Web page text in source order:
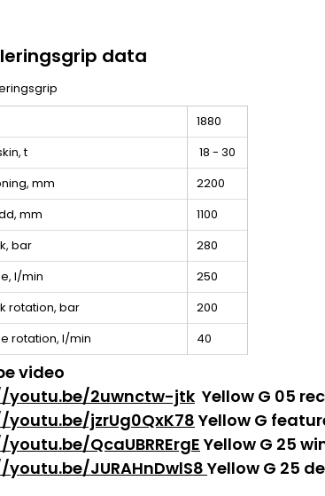
data
1880
t
18 - 30
mm
2200
mm
1100
bar
280
l/min
250
rotation, bar
200
rotation, l/min
40
video
youtu.be/2uwnctw-jtk Yellow G 05
jzrUg0QxK78Yellow G
QcaUBRRErgE Yellow G 25
JURAHnDwlS8 Yellow G 25